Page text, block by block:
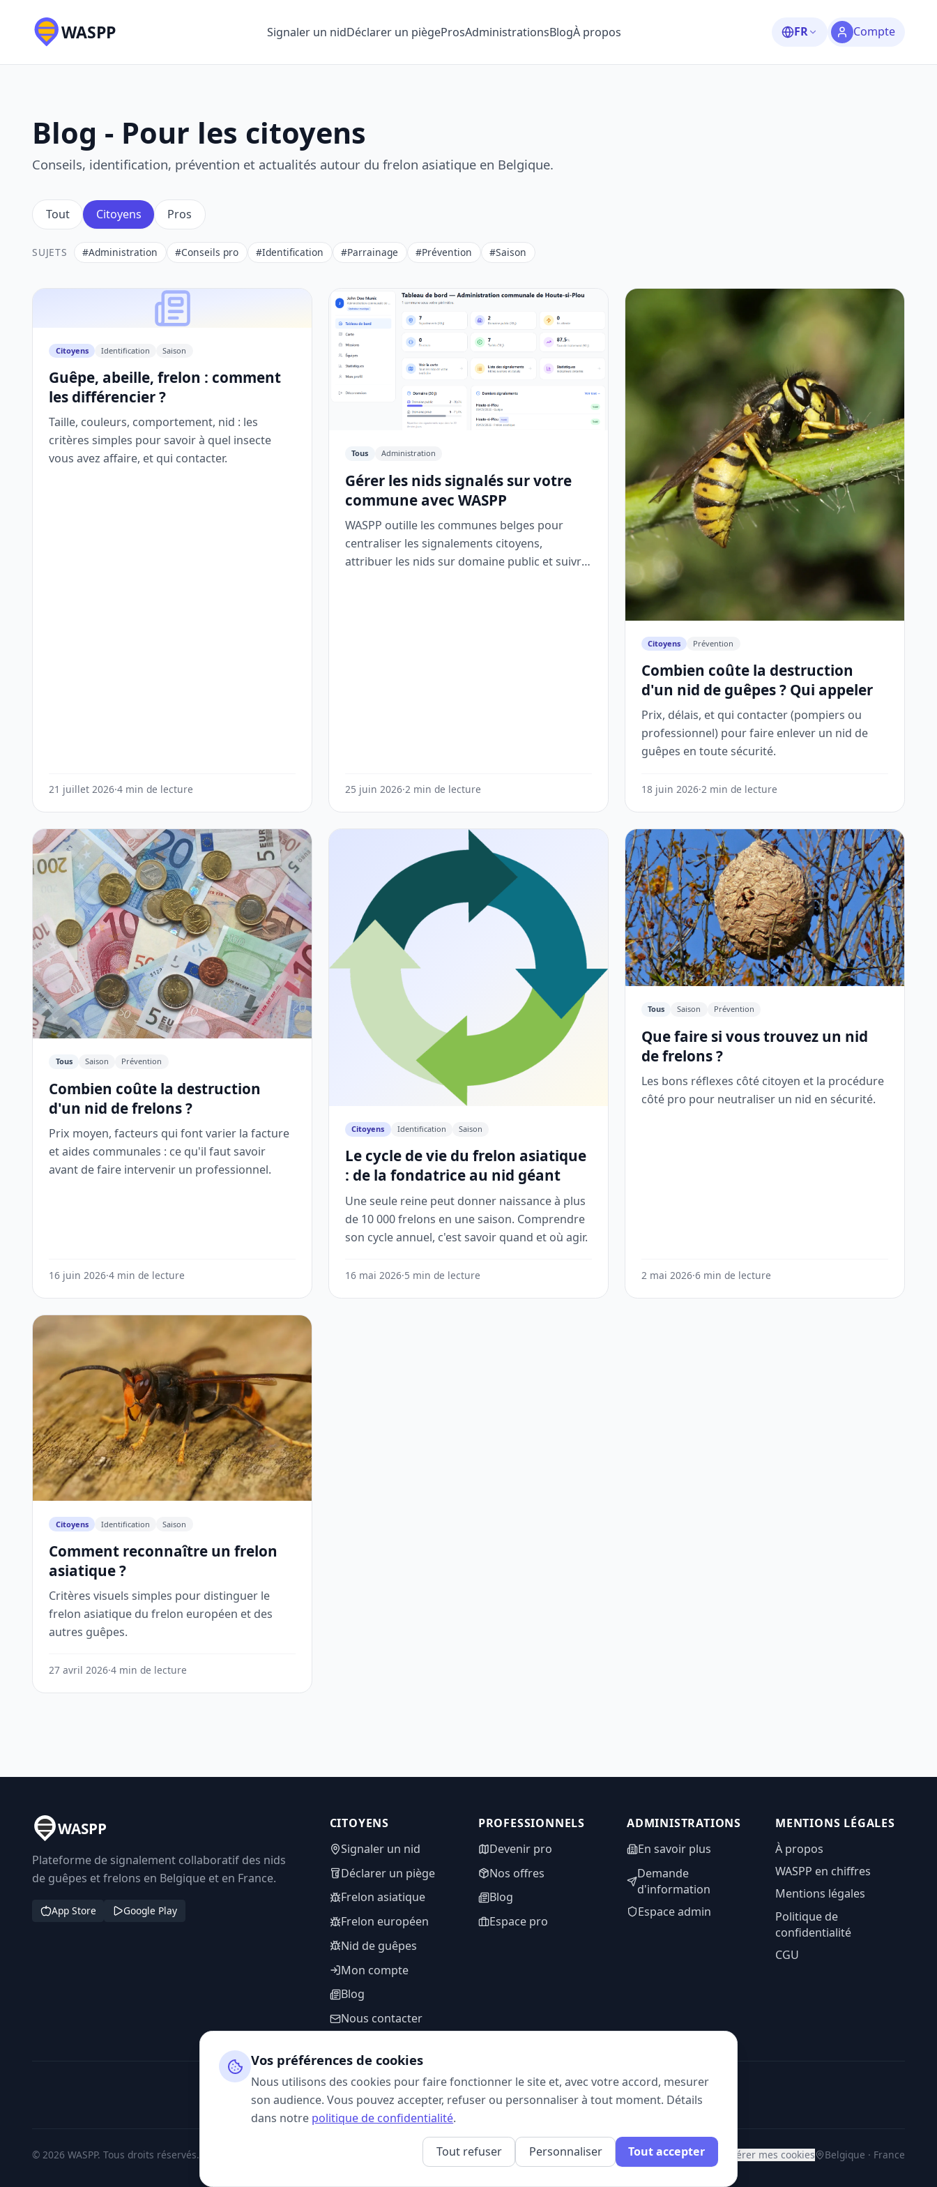
WASPP Signaler un nidDéclarer un piègeProsAdministrationsBlogÀ propos FR Compte
Blog - Pour les citoyens
Conseils, identification, prévention et actualités autour du frelon asiatique en Belgique.
Tout Citoyens Pros
SUJETS #Administration #Conseils pro #Identification #Parrainage #Prévention #Saison
Citoyens Identification Saison
Guêpe, abeille, frelon : comment
les différencier ?
Taille, couleurs, comportement, nid : les
critères simples pour savoir à quel insecte
vous avez affaire, et qui contacter.
21 juillet 2026·4 min de lecture
Tous Administration
Gérer les nids signalés sur votre
commune avec WASPP
WASPP outille les communes belges pour
centraliser les signalements citoyens,
attribuer les nids sur domaine public et suivre
25 juin 2026·2 min de lecture
Citoyens Prévention
Combien coûte la destruction
d'un nid de guêpes ? Qui appeler
Prix, délais, et qui contacter (pompiers ou
professionnel) pour faire enlever un nid de
guêpes en toute sécurité.
18 juin 2026·2 min de lecture
Tous Saison Prévention
Combien coûte la destruction
d'un nid de frelons ?
Prix moyen, facteurs qui font varier la facture
et aides communales : ce qu'il faut savoir
avant de faire intervenir un professionnel.
16 juin 2026·4 min de lecture
Citoyens Identification Saison
Le cycle de vie du frelon asiatique
: de la fondatrice au nid géant
Une seule reine peut donner naissance à plus
de 10 000 frelons en une saison. Comprendre
son cycle annuel, c'est savoir quand et où agir.
16 mai 2026·5 min de lecture
Tous Saison Prévention
Que faire si vous trouvez un nid
de frelons ?
Les bons réflexes côté citoyen et la procédure
côté pro pour neutraliser un nid en sécurité.
2 mai 2026·6 min de lecture
Citoyens Identification Saison
Comment reconnaître un frelon
asiatique ?
Critères visuels simples pour distinguer le
frelon asiatique du frelon européen et des
autres guêpes.
27 avril 2026·4 min de lecture
WASPP
Plateforme de signalement collaboratif des nids
de guêpes et frelons en Belgique et en France.
App Store Google Play
CITOYENS
Signaler un nid
Déclarer un piège
Frelon asiatique
Frelon européen
Nid de guêpes
Mon compte
Blog
Nous contacter
PROFESSIONNELS
Devenir pro
Nos offres
Blog
Espace pro
ADMINISTRATIONS
En savoir plus
Demande
d'information
Espace admin
MENTIONS LÉGALES
À propos
WASPP en chiffres
Mentions légales
Politique de
confidentialité
CGU
SUIVEZ-NOUS
© 2026 WASPP. Tous droits réservés. Gérer mes cookies Belgique · France
Vos préférences de cookies
Nous utilisons des cookies pour faire fonctionner le site et, avec votre accord, mesurer
son audience. Vous pouvez accepter, refuser ou personnaliser à tout moment. Détails
dans notre politique de confidentialité.
Tout refuser Personnaliser Tout accepter